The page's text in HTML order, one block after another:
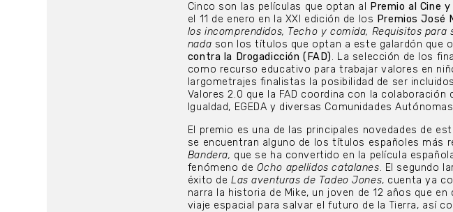
Cinco son las películas que optan al
Premio al Cine
el 11 de enero en la XXI edición de los Premios José
los incomprendidos, Techo y comida, Requisitos para
nada son los títulos que optan a este galardón que
contra la Drogadicción (FAD). La selección de los
como recurso educativo para trabajar valores en
largometrajes finalistas la posibilidad de ser
Valores 2.0 que la FAD coordina con la
Igualdad, EGEDA y diversas Comunidades
El premio es una de las principales novedades de
se encuentran alguno de los títulos españoles más
Bandera, que se ha convertido en la película
fenómeno de Ocho apellidos catalanes. El segundo
éxito de Las aventuras de Tadeo Jones, cuenta ya
narra la historia de Mike, un joven de 12 años que
viaje espacial para salvar el futuro de la Tierra, así